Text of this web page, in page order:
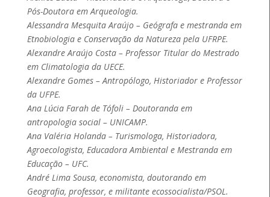
Pós-Doutora em Arqueologia.
Alessandra Mesquita Araújo – Geógrafa e mestranda em
Etnobiologia e Conservação da Natureza pela UFRPE.
Alexandre Araújo Costa – Professor Titular do Mestrado
em Climatologia da UECE.
Alexandre Gomes – Antropólogo, Historiador e Professor
da UFPE.
Ana Lúcia Farah de Tófoli – Doutoranda em
antropologia social – UNICAMP.
Ana Valéria Holanda – Turismologa, Historiadora,
Agroecologista, Educadora Ambiental e Mestranda em
Educação – UFC.
André Lima Sousa, economista, doutorando em
Geografia, professor, e militante ecossocialista/PSOL.